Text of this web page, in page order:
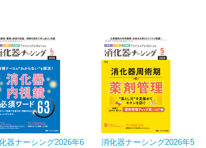
器ナーシング2026年6
消化器ナーシング2026年5